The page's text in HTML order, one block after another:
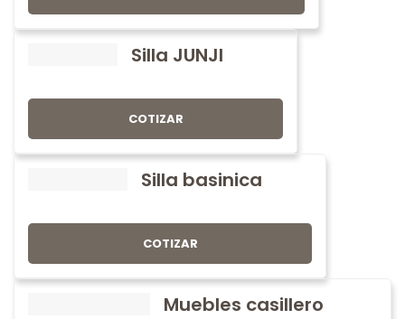
Silla JUNJI
COTIZAR
Silla basinica
COTIZAR
Muebles casillero